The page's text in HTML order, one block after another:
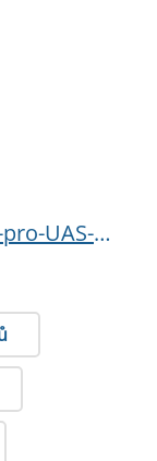
pdf-letak-2020.pdf